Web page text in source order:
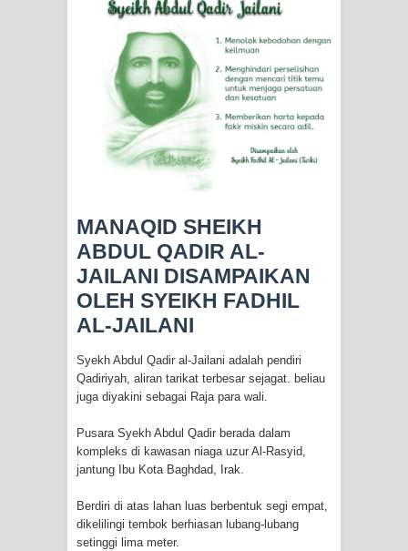
SIRHINDI)
Wusul kepada Allah
Hati dan dua sayap
MUKASYAFAH MENURUT AHL AL-
SUNNAH WAL JAMA'AH: BUKAN
SEKADAR MELIHAT, TETAPI
MENGENAL DIRI
SYARAHAN TINGKAT TINGGI
Syahadat… tapi belum benar-benar
KISAH WALI SUFI, YANG BACAAN
FASIH. TAPI SINGA PUN TUNDUK
MANAQID SHEIKH
ABDUL QADIR AL-
JAILANI DISAMPAIKAN
OLEH SYEIKH FADHIL
AL-JAILANI
Syekh Abdul Qadir al-Jailani adalah pendiri
Qadiriyah, aliran tarikat terbesar sejagat. beliau
juga diyakini sebagai Raja para wali.
Pusara Syekh Abdul Qadir berada dalam
kompleks di kawasan niaga uzur Al-Rasyid,
jantung Ibu Kota Baghdad, Irak.
Berdiri di atas lahan luas berbentuk segi empat,
dikelilingi tembok berhiasan lubang-lubang
setinggi lima meter.